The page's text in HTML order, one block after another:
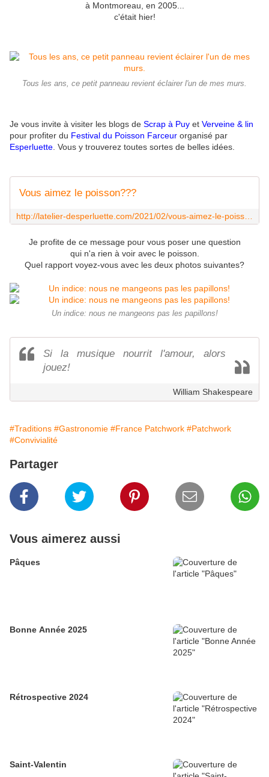
à Montmoreau, en 2005...
c'était hier!
Tous les ans, ce petit panneau revient éclairer l'un de mes murs.
Je vous invite à visiter les blogs de Scrap à Puy et Verveine & lin
pour profiter du Festival du Poisson Farceur organisé par
Esperluette . Vous y trouverez toutes sortes de belles idées.
Vous aimez le poisson???
Je profite de ce message pour vous poser une question
qui n'a rien à voir avec le poisson.
Quel rapport voyez-vous avec les deux photos suivantes?
Un indice: nous ne mangeons pas les papillons!
Si la musique nourrit l'amour, alors
jouez!
William Shakespeare
#Traditions #Gastronomie #France Patchwork #Patchwork
#Convivialité
Partager
Vous aimerez aussi
Pâques
Bonne Année 2025
Rétrospective 2024
Saint-Valentin